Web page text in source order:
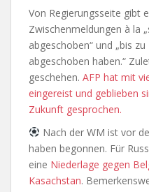
Von Regierungsseite gibt
Zwischenmeldungen à la
abgeschoben“ und „bis
abgeschoben haben.“
geschehen. AFP hat mit
eingereist und geblieben
Zukunft gesprochen.
Nach der WM ist vor
haben begonnen. Für
eine Niederlage gegen
Kasachstan.